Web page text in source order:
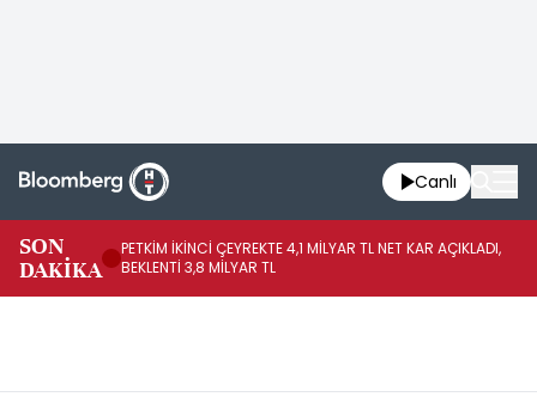
Canlı
SON
DAKİKA
PETKİM İKİNCİ ÇEYREKTE 4,1 MİLYAR TL NET KAR AÇIKLADI,
BEKLENTİ 3,8 MİLYAR TL